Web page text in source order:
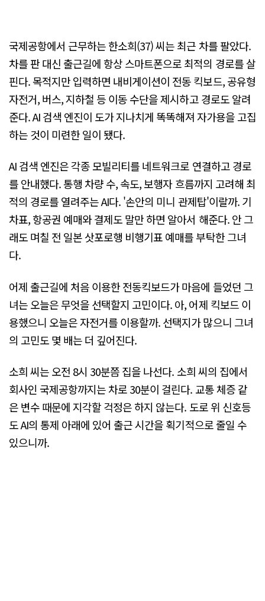
국제공항에서 근무하는 한소희(37) 씨는 최근 차를 팔았다.
차를 판 대신 출근길에 항상 스마트폰으로 최적의 경로를 살
핀다. 목적지만 입력하면 내비게이션이 전동 킥보드, 공유형
자전거, 버스, 지하철 등 이동 수단을 제시하고 경로도 알려
준다. AI 검색 엔진이 도가 지나치게 똑똑해져 자가용을 고집
하는 것이 미련한 일이 됐다.
AI 검색 엔진은 각종 모빌리티를 네트워크로 연결하고 경로
를 안내했다. 통행 차량 수, 속도, 보행자 흐름까지 고려해 최
적의 경로를 열려주는 AI다. '손안의 미니 관제탑'이랄까. 기
차표, 항공권 예매와 결제도 말만 하면 알아서 해준다. 안 그
래도 며칠 전 일본 삿포로행 비행기표 예매를 부탁한 그녀
다.
어제 출근길에 처음 이용한 전동킥보드가 마음에 들었던 그
녀는 오늘은 무엇을 선택할지 고민이다. 아, 어제 킥보드 이
용했으니 오늘은 자전거를 이용할까. 선택지가 많으니 그녀
의 고민도 몇 배는 더 깊어진다.
소희 씨는 오전 8시 30분쯤 집을 나선다. 소희 씨의 집에서
회사인 국제공항까지는 차로 30분이 걸린다. 교통 체증 같
은 변수 때문에 지각할 걱정은 하지 않는다. 도로 위 신호등
도 AI의 통제 아래에 있어 출근 시간을 획기적으로 줄일 수
있으니까.